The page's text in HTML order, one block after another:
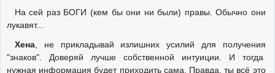
На сей раз БОГИ (кем бы они ни были) правы. Обычно они
лукавят...
Хена, не прикладывай излишних усилий для получения
"знаков". Доверяй лучше собственной интуиции. И тогда
нужная информация будет приходить сама. Правда, ты всё это